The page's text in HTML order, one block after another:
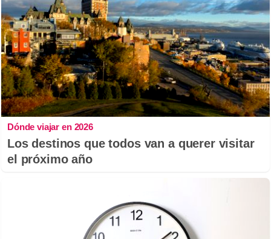
Dónde viajar en 2026
Los destinos que todos van a querer visitar
el próximo año